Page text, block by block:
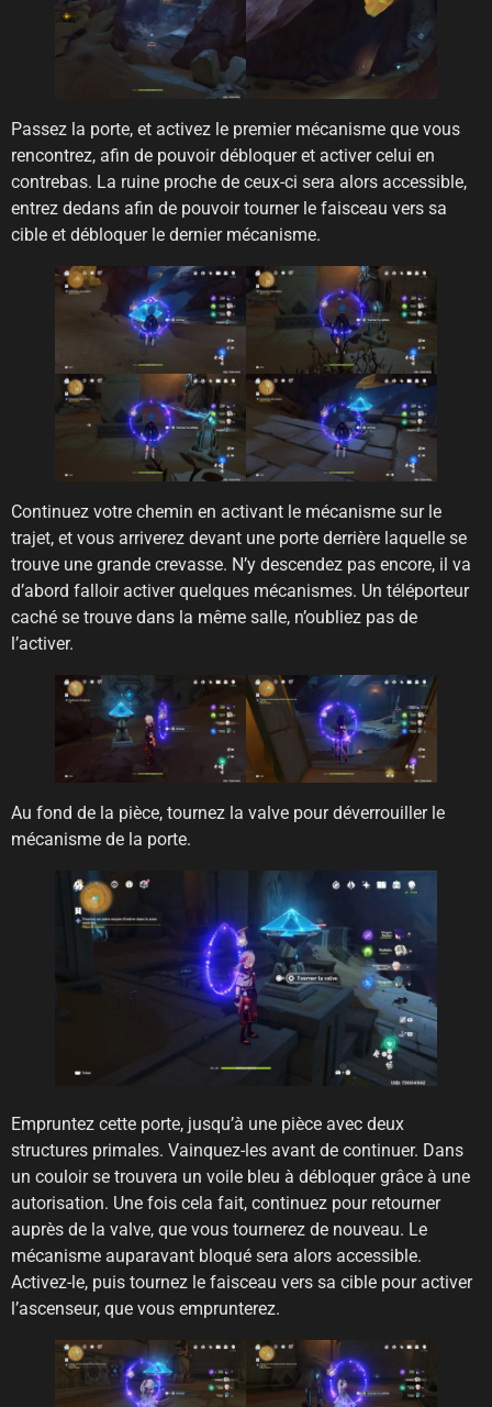
Passez la porte, et activez le premier mécanisme que vous
rencontrez, afin de pouvoir débloquer et activer celui en
contrebas. La ruine proche de ceux-ci sera alors accessible,
entrez dedans afin de pouvoir tourner le faisceau vers sa
cible et débloquer le dernier mécanisme.
Continuez votre chemin en activant le mécanisme sur le
trajet, et vous arriverez devant une porte derrière laquelle se
trouve une grande crevasse. N’y descendez pas encore, il va
d’abord falloir activer quelques mécanismes. Un téléporteur
caché se trouve dans la même salle, n’oubliez pas de
l’activer.
Au fond de la pièce, tournez la valve pour déverrouiller le
mécanisme de la porte.
Empruntez cette porte, jusqu’à une pièce avec deux
structures primales. Vainquez-les avant de continuer. Dans
un couloir se trouvera un voile bleu à débloquer grâce à une
autorisation. Une fois cela fait, continuez pour retourner
auprès de la valve, que vous tournerez de nouveau. Le
mécanisme auparavant bloqué sera alors accessible.
Activez-le, puis tournez le faisceau vers sa cible pour activer
l’ascenseur, que vous emprunterez.